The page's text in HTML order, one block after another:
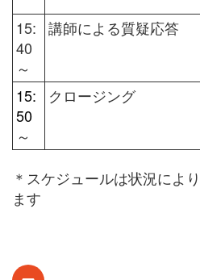
15:
40
～
講師による質疑応答
15:
50
～
クロージング
＊スケジュールは状況によ
ます